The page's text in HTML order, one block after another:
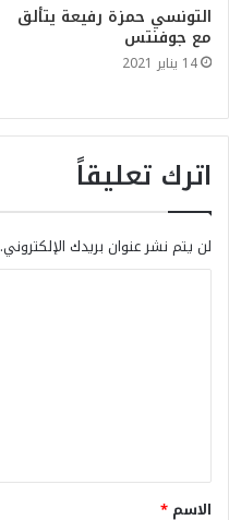
التونسي حمزة رفيعة يتألق
مع جوفنتس
14 يناير 2021
اترك تعليقاً
لن يتم نشر عنوان بريدك الإلكتروني.
الاسم *